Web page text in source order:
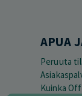
APUA
Peruuta
Kuinka